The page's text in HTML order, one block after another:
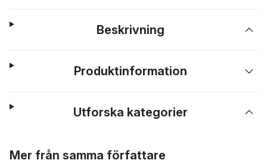
Beskrivning
Produktinformation
Utforska kategorier
Mer från samma författare